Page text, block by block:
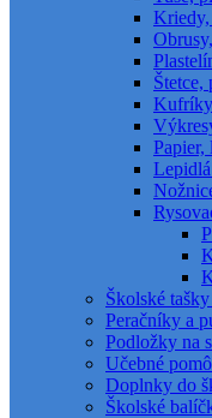
Kriedy,
Štetce,
Papier,
Školské
Peračníky a
Podložky na
Učebné
Doplnky do
Školské